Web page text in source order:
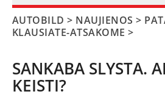
AUTOBILD > NAUJIENOS >
KLAUSIATE-ATSAKOME >
SANKABA SLYSTA.
KEISTI?